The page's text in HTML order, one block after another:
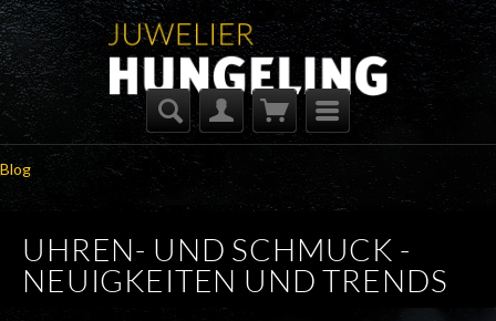
Blog
UHREN- UND SCHMUCK -
NEUIGKEITEN UND TRENDS